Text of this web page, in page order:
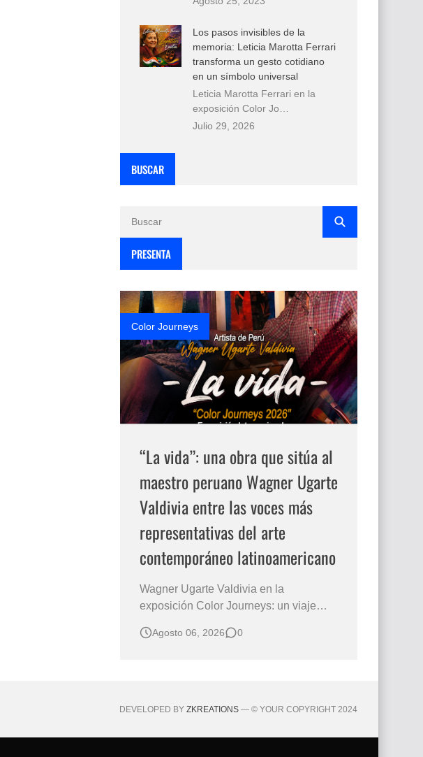
Los pasos invisibles de la
memoria: Leticia Marotta Ferrari
transforma un gesto cotidiano
en un símbolo universal
Leticia Marotta Ferrari en la
exposición Color Jo…
Julio 29, 2026
BUSCAR
PRESENTA
Color Journeys
“La vida”: una obra que sitúa al
maestro peruano Wagner Ugarte
Valdivia entre las voces más
representativas del arte
contemporáneo latinoamericano
Wagner Ugarte Valdivia en la
exposición Color Journeys: un viaje
existencia Hay obras que no buscan
sensación que despierta "La vida" , una
Agosto 06, 2026 0
DEVELOPED BY ZKREATIONS — © YOUR COPYRIGHT 2024